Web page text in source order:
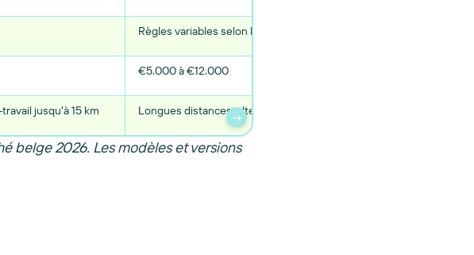
Règles variables selon la zone de vitesse (voir
€5.000 à €12.000
jusqu'à 15 km Longues distances, alternative à la voiture
→
belge 2026. Les modèles et versions